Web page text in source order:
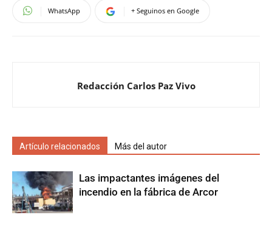
WhatsApp + Seguinos en Google
Redacción Carlos Paz Vivo
Artículo relacionados Más del autor
Las impactantes imágenes del
incendio en la fábrica de Arcor